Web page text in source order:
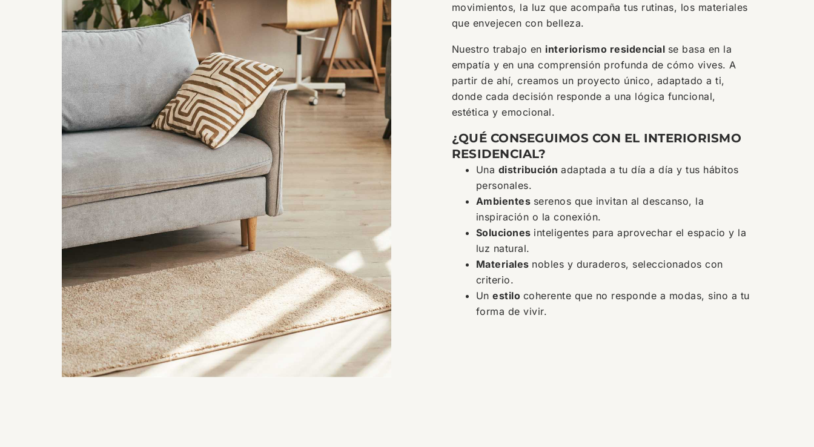
movimientos, la luz que acompaña tus rutinas, los materiales
que envejecen con belleza.
Nuestro trabajo en interiorismo residencial se basa en la
empatía y en una comprensión profunda de cómo vives. A
partir de ahí, creamos un proyecto único, adaptado a ti,
donde cada decisión responde a una lógica funcional,
estética y emocional.
¿QUÉ CONSEGUIMOS CON EL INTERIORISMO
RESIDENCIAL?
Una distribuciónadaptada a tu día a día y tus hábitos
personales.
Ambientes serenos que invitan al descanso, la
inspiración o la conexión.
Soluciones inteligentes para aprovechar el espacio y la
luz natural.
Materiales nobles y duraderos, seleccionados con
criterio.
Unestilo coherente que no responde a modas, sino a tu
forma de vivir.